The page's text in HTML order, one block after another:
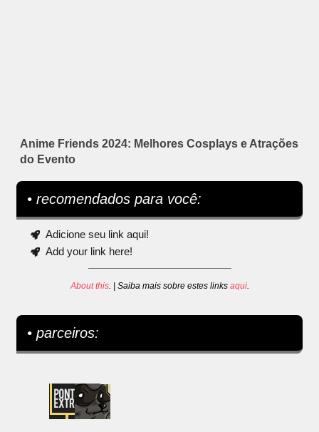
Anime Friends 2024: Melhores Cosplays e Atrações
do Evento
• recomendados para você:
Adicione seu link aqui!
Add your link here!
About this. | Saiba mais sobre estes links aqui.
• parceiros: